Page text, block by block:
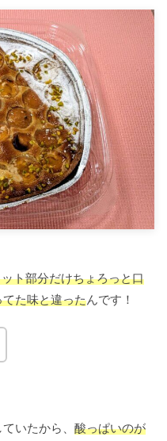
ト部分だけちょろっと口
た味と違ったんです！
いたから、 酸っぱいのが